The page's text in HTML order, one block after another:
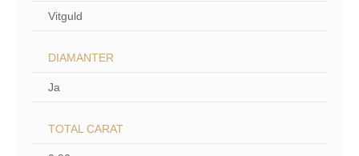
Vitguld
DIAMANTER
Ja
TOTAL CARAT